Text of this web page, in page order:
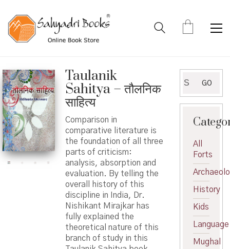
Taulanik
Sahitya – तौलनिक
साहित्य
Comparison in
comparative literature is
the foundation of all three
parts of criticism:
analysis, absorption and
evaluation. By telling the
overall history of this
discipline in India, Dr.
Nishikant Mirajkar has
fully explained the
theoretical nature of this
branch of study in this
for:
GO
All
Forts
History
Kids
Language
Mughal